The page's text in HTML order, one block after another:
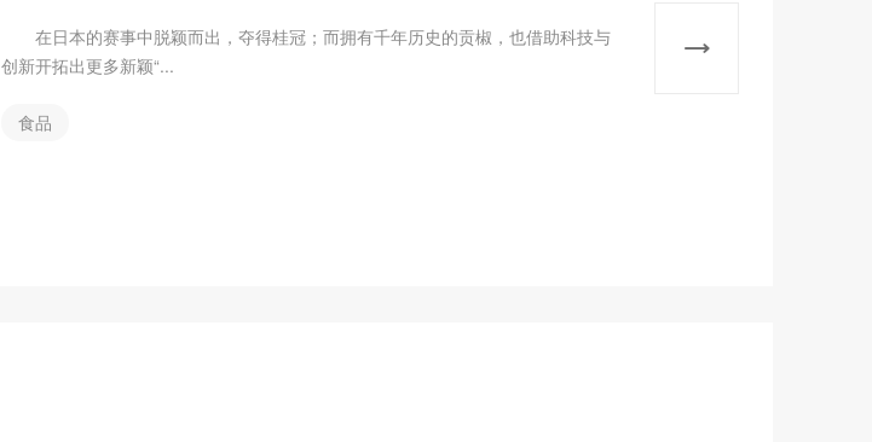
在日本的赛事中脱颖而出，夺得桂冠；而拥有千年历史的贡椒，也借助科技与
创新开拓出更多新颖“...
食品